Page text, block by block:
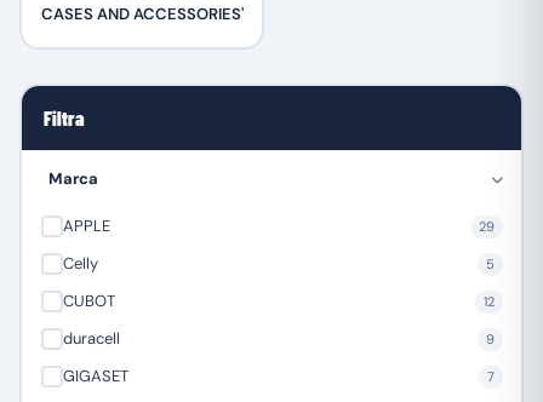
CASES AND ACCESSORIES'
Filtra
Marca
APPLE 29
Celly 5
CUBOT 12
duracell 9
GIGASET 7